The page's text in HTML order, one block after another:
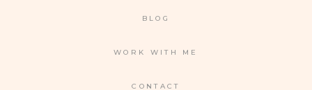
BLOG
WORK WITH ME
CONTACT